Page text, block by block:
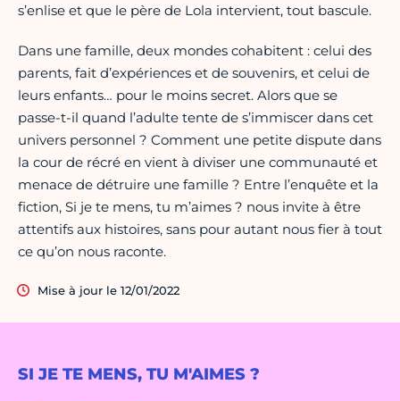
SI JE TE MENS, TU M'AIMES ?
s’enlise et que le père de Lola intervient, tout bascule.
Dans une famille, deux mondes cohabitent : celui des
parents, fait d’expériences et de souvenirs, et celui de
leurs enfants… pour le moins secret. Alors que se
passe-t-il quand l’adulte tente de s’immiscer dans cet
univers personnel ? Comment une petite dispute dans
la cour de récré en vient à diviser une communauté et
menace de détruire une famille ? Entre l’enquête et la
fiction, Si je te mens, tu m’aimes ? nous invite à être
attentifs aux histoires, sans pour autant nous fier à tout
ce qu’on nous raconte.
Mise à jour le 12/01/2022